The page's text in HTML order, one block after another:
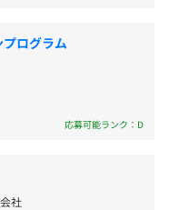
発に携わります。
）
いエンジニアをお
ログラム
応募可能ランク：D
社